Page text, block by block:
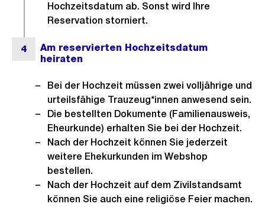
Hochzeitsdatum ab. Sonst wird Ihre
Reservation storniert.
Bei der Hochzeit müssen zwei volljährige und
urteilsfähige Trauzeug*innen anwesend sein.
Die bestellten Dokumente (Familienausweis,
Eheurkunde) erhalten Sie bei der Hochzeit.
Nach der Hochzeit können Sie jederzeit
weitere Ehekurkunden im Webshop
bestellen.
Nach der Hochzeit auf dem Zivilstandsamt
können Sie auch eine religiöse Feier machen.